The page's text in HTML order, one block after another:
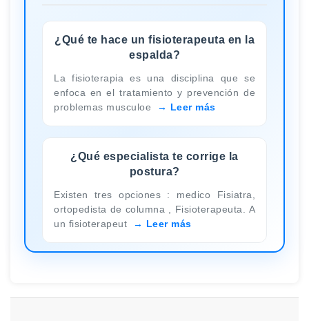
¿Qué te hace un fisioterapeuta en la
espalda?
La fisioterapia es una disciplina que se
enfoca en el tratamiento y prevención de
problemas musculoe
Leer más
¿Qué especialista te corrige la
postura?
Existen tres opciones : medico Fisiatra,
ortopedista de columna , Fisioterapeuta. A
un fisioterapeut
Leer más